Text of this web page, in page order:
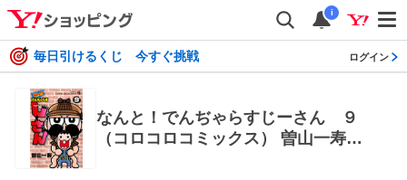
i
毎日引けるくじ 今すぐ挑戦 ログイン
なんと！でんぢゃらすじーさん ９
（コロコロコミックス） 曽山一寿／